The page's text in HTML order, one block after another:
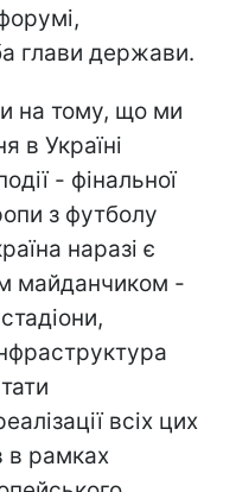
глави держави.
на тому, що ми
в Україні
- фінальної
з футболу
наразі є
майданчиком -
всіх цих
в рамках